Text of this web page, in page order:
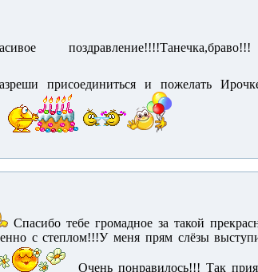
поздравление!!!!Танечка,браво!!!
присоединиться и пожелать
Спасибо тебе громадное за такой
с степлом!!!У меня прям слёзы
Очень понравилось!!! Так